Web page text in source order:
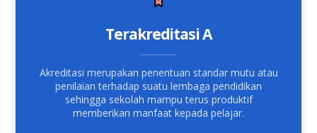
Terakreditasi A
Akreditasi merupakan penentuan standar mutu atau
penilaian terhadap suatu lembaga pendidikan
sehingga sekolah mampu terus produktif
memberikan manfaat kepada pelajar.